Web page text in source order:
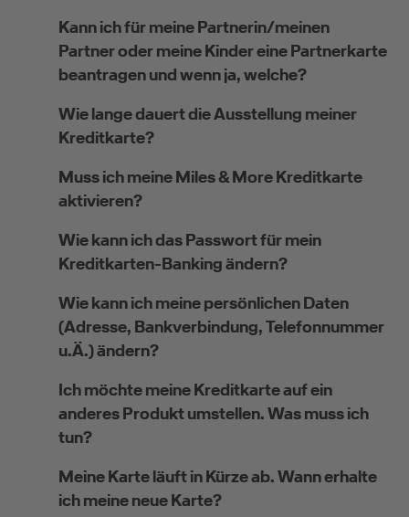
Kann ich für meine Partnerin/meinen
Partner oder meine Kinder eine Partnerkarte
beantragen und wenn ja, welche?
Wie lange dauert die Ausstellung meiner
Kreditkarte?
Muss ich meine Miles & More Kreditkarte
aktivieren?
Wie kann ich das Passwort für mein
Kreditkarten-Banking ändern?
Wie kann ich meine persönlichen Daten
(Adresse, Bankverbindung, Telefonnummer
u.Ä.) ändern?
Ich möchte meine Kreditkarte auf ein
anderes Produkt umstellen. Was muss ich
tun?
Meine Karte läuft in Kürze ab. Wann erhalte
ich meine neue Karte?